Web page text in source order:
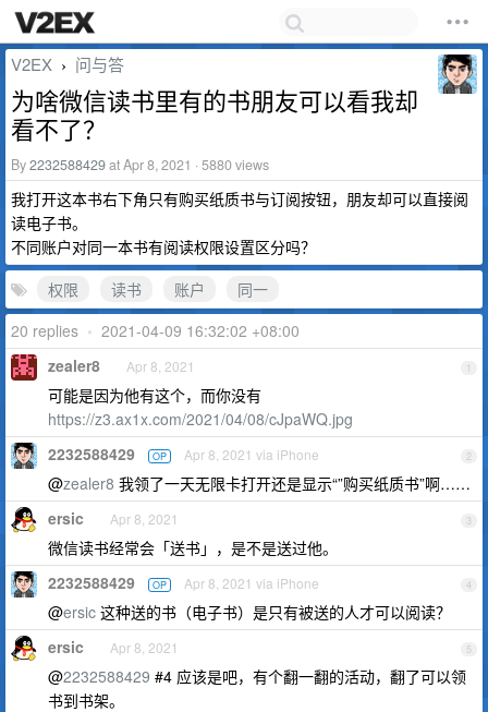
V2EX › 问与答
为啥微信读书里有的书朋友可以看我却
看不了？
By2232588429at Apr 8, 2021 · 5880 views
我打开这本书右下角只有购买纸质书与订阅按钮，朋友却可以直接阅
读电子书。
不同账户对同一本书有阅读权限设置区分吗？
权限
读书 账户
同一
20 replies • 2021-04-09 16:32:02 +08:00
1
zealer8 Apr 8, 2021
可能是因为他有这个，而你没有
https://z3.ax1x.com/2021/04/08/cJpaWQ.jpg
2
2232588429 OP Apr 8, 2021 via iPhone
@zealer8 我领了一天无限卡打开还是显示“”购买纸质书”啊……
3
ersic Apr 8, 2021
微信读书经常会「送书」，是不是送过他。
4
2232588429 OP Apr 8, 2021 via iPhone
@ersic 这种送的书（电子书）是只有被送的人才可以阅读？
5
ersic Apr 8, 2021
@2232588429 #4 应该是吧，有个翻一翻的活动，翻了可以领
书到书架。